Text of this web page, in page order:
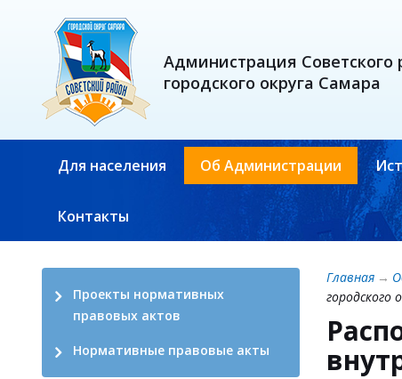
Администрация Советского
городского округа Самара
Для населения Об Администрации
Контакты
Проекты нормативных
правовых актов
Нормативные правовые акты
Главная →
городского